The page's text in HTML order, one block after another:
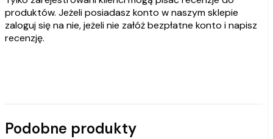
produktów. Jeżeli posiadasz konto w naszym sklepie
zaloguj się na nie, jeżeli nie załóż bezpłatne konto i napisz
recenzję.
Podobne produkty